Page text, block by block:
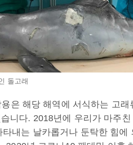
돌고래
은 해당 해역에 서식하는 고
니다. 2018년에 우리가 마주
내는 날카롭거나 둔탁한 힘에